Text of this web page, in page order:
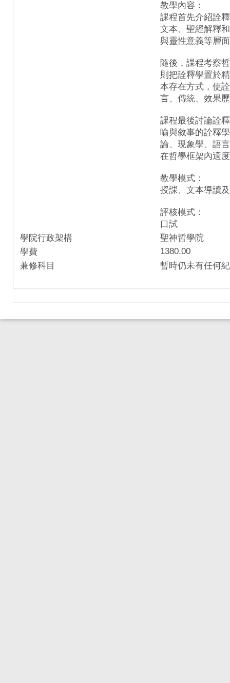
教學內容：
課程首先介紹詮
文本、聖經解釋
與靈性意義等層
隨後，課程考察
則把詮釋學置於
本存在方式，使
言、傳統、效果
課程最後討論詮
喻與敘事的詮釋
論、現象學、語
在哲學框架內適
教學模式：
授課、文本導讀
評核模式：
口試
學院行政架構
聖神哲學院
學費
1380.00
兼修科目
暫時仍未有任何